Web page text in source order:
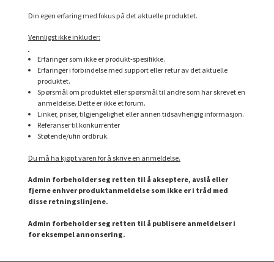
Din egen erfaring med fokus på det aktuelle produktet.
Vennligst ikke inkluder:
Erfaringer som ikke er produkt-spesifikke.
Erfaringer i forbindelse med support eller retur av det aktuelle
produktet.
Spørsmål om produktet eller spørsmål til andre som har skrevet en
anmeldelse. Dette er ikke et forum.
Linker, priser, tilgjengelighet eller annen tidsavhengig informasjon.
Referanser til konkurrenter
Støtende/ufin ordbruk.
Du må ha kjøpt varen for å skrive en anmeldelse.
Admin forbeholder seg retten til å akseptere, avslå eller
fjerne enhver produktanmeldelse som ikke er i tråd med
disse retningslinjene.
Admin forbeholder seg retten til å publisere anmeldelser i
for eksempel annonsering.